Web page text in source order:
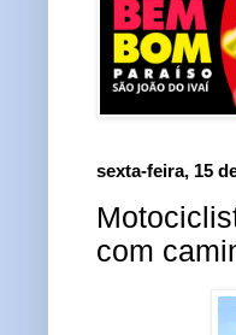
sexta-feira, 15
com